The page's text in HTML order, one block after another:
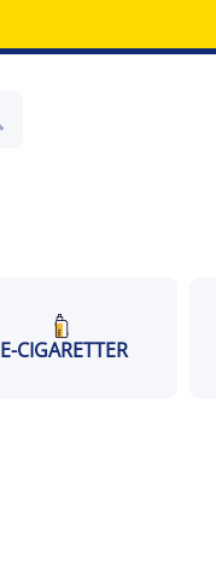
E-CIGARETTER